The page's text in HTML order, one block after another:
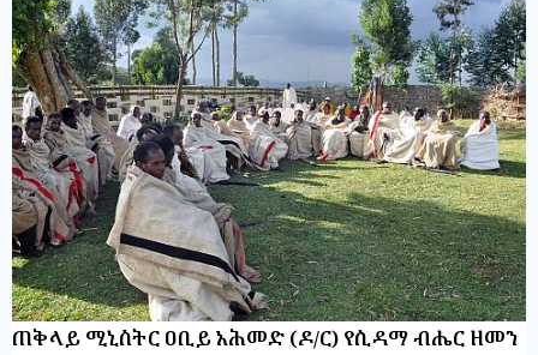
ጠቅላይ ሚኒስትር ዐቢይ አሕመድ (ዶ/ር) የሲዳማ ብሔር ዘመን